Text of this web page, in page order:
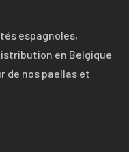
espagnoles,
en Belgique
de nos paellas et